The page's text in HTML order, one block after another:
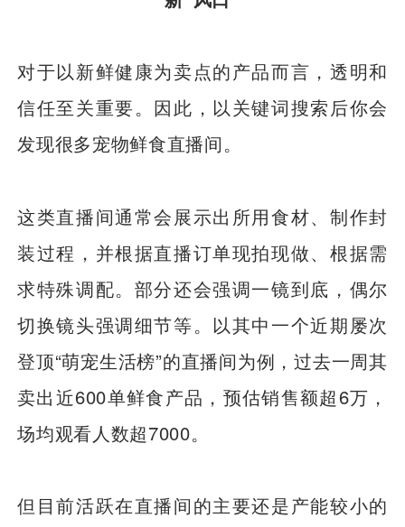
对于以新鲜健康为卖点的产品而言，透明和
信任至关重要。因此，以关键词搜索后你会
发现很多宠物鲜食直播间。
这类直播间通常会展示出所用食材、制作封
装过程，并根据直播订单现拍现做、根据需
求特殊调配。部分还会强调一镜到底，偶尔
切换镜头强调细节等。以其中一个近期屡次
登顶“萌宠生活榜”的直播间为例，过去一周其
卖出近600单鲜食产品，预估销售额超6万，
场均观看人数超7000。
但目前活跃在直播间的主要还是产能较小的